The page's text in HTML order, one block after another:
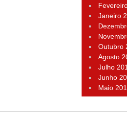
Janeiro
Outubro
Agosto
Julho
Junho
Maio